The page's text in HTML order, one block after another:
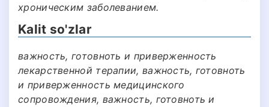
хроническим заболеванием.
Kalit so'zlar
важность, готовноть и приверженность
лекарственной терапии, важность, готовноть
и приверженность медицинского
сопровождения, важность, готовноть и